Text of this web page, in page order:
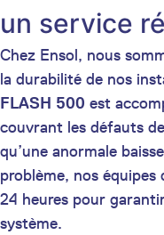
un service
Chez Ensol, nous
la durabilité de nos
FLASH 500 est
couvrant les défauts
qu’une anormale
problème, nos
24 heures pour
système.